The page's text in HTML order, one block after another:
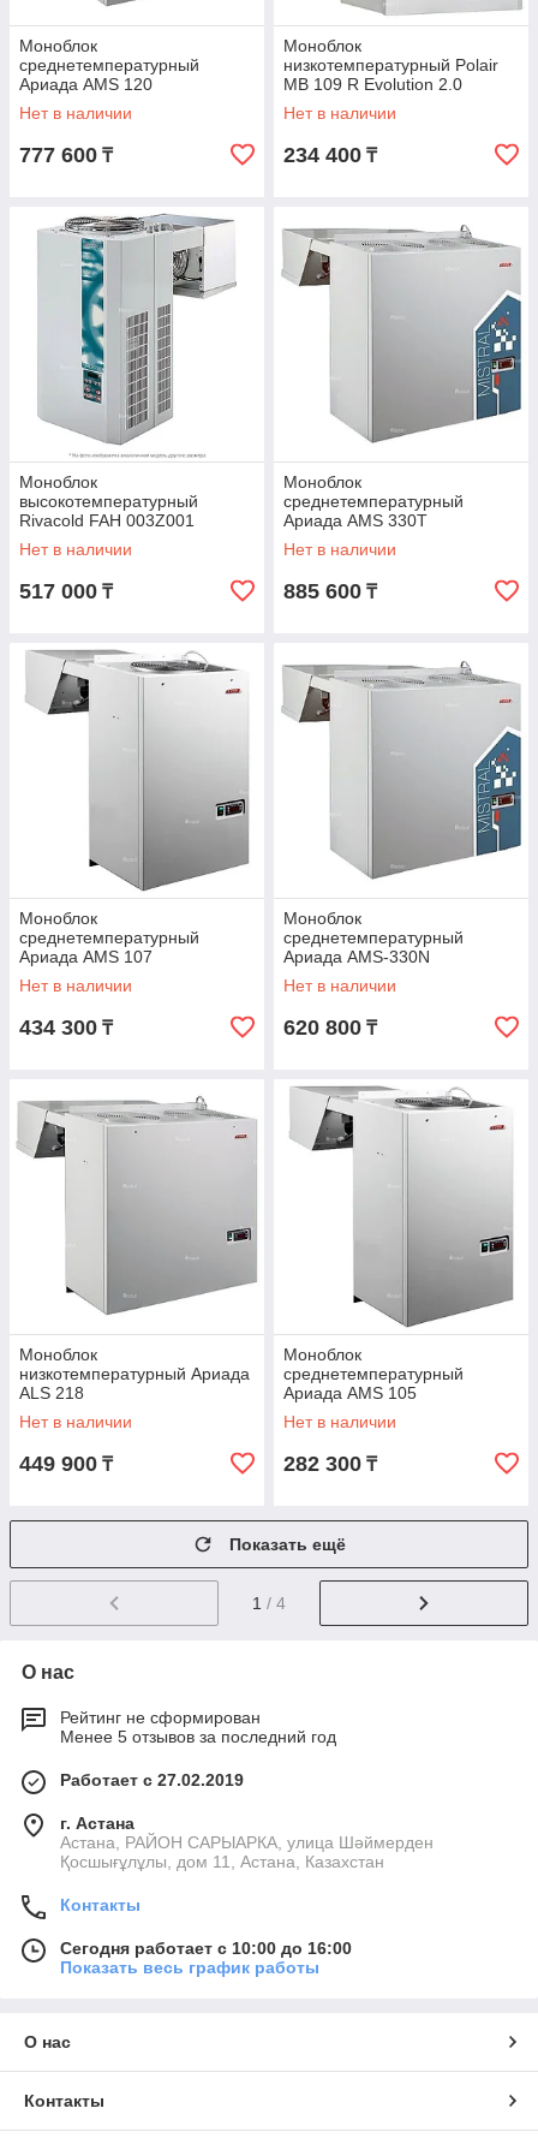
Моноблок
среднетемпературный
Ариада AMS 120
Нет в наличии
777 600 ₸
Моноблок
низкотемпературный Polair
MB 109 R Evolution 2.0
Нет в наличии
234 400 ₸
Моноблок
высокотемпературный
Rivacold FAH 003Z001
Нет в наличии
517 000 ₸
Моноблок
среднетемпературный
Ариада AMS 330Т
Нет в наличии
885 600 ₸
Моноблок
среднетемпературный
Ариада AMS 107
Нет в наличии
434 300 ₸
Моноблок
среднетемпературный
Ариада AMS-330N
Нет в наличии
620 800 ₸
Моноблок
низкотемпературный Ариада
ALS 218
Нет в наличии
449 900 ₸
Моноблок
среднетемпературный
Ариада AMS 105
Нет в наличии
282 300 ₸
Показать ещё
1 / 4
О нас
Рейтинг не сформирован
Менее 5 отзывов за последний год
Работает с 27.02.2019
г. Астана
Астана, РАЙОН САРЫАРКА, улица Шәймерден
Қосшығұлұлы, дом 11, Астана, Казахстан
Контакты
Сегодня работает с 10:00 до 16:00
Показать весь график работы
О нас
Контакты